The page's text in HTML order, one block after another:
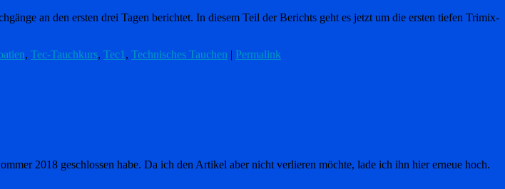
an den ersten drei Tagen berichtet. In diesem Teil der Berichts geht es jetzt um die ersten tiefen Trimix-
, Tec-Tauchkurs, Tec1 , Technisches Tauchen | Permalink
2018 geschlossen habe. Da ich den Artikel aber nicht verlieren möchte, lade ich ihn hier erneue hoch.